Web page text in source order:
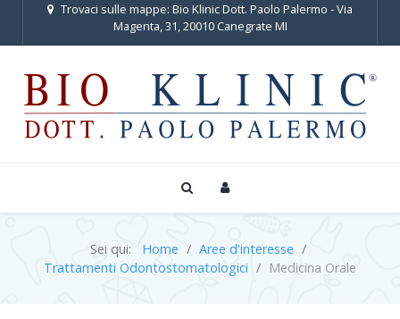
Trovaci sulle mappe: Bio Klinic Dott. Paolo Palermo - Via
Magenta, 31, 20010 Canegrate MI
Sei qui: Home
Aree d'interesse
Trattamenti Odontostomatologici
Medicina Orale